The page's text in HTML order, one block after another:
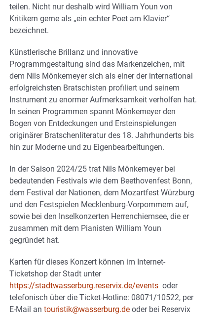
teilen. Nicht nur deshalb wird William Youn von
Kritikern gerne als „ein echter Poet am Klavier“
bezeichnet.
Künstlerische Brillanz und innovative
Programmgestaltung sind das Markenzeichen, mit
dem Nils Mönkemeyer sich als einer der international
erfolgreichsten Bratschisten profiliert und seinem
Instrument zu enormer Aufmerksamkeit verholfen hat.
In seinen Programmen spannt Mönkemeyer den
Bogen von Entdeckungen und Ersteinspielungen
originärer Bratschenliteratur des 18. Jahrhunderts bis
hin zur Moderne und zu Eigenbearbeitungen.
In der Saison 2024/25 trat Nils Mönkemeyer bei
bedeutenden Festivals wie dem Beethovenfest Bonn,
dem Festival der Nationen, dem Mozartfest Würzburg
und den Festspielen Mecklenburg-Vorpommern auf,
sowie bei den Inselkonzerten Herrenchiemsee, die er
zusammen mit dem Pianisten William Youn
gegründet hat.
Karten für dieses Konzert können im Internet-
Ticketshop der Stadt unter
https://stadtwasserburg.reservix.de/events oder
telefonisch über die Ticket-Hotline: 08071/10522, per
E-Mail an touristik@wasserburg.de oder bei Reservix